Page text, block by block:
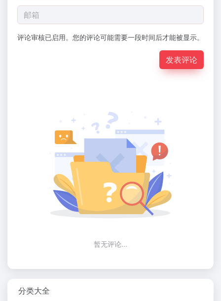
评论审核已启用。您的评论可能需要一段时间后才能被显示。
发表评论
暂无评论...
分类大全